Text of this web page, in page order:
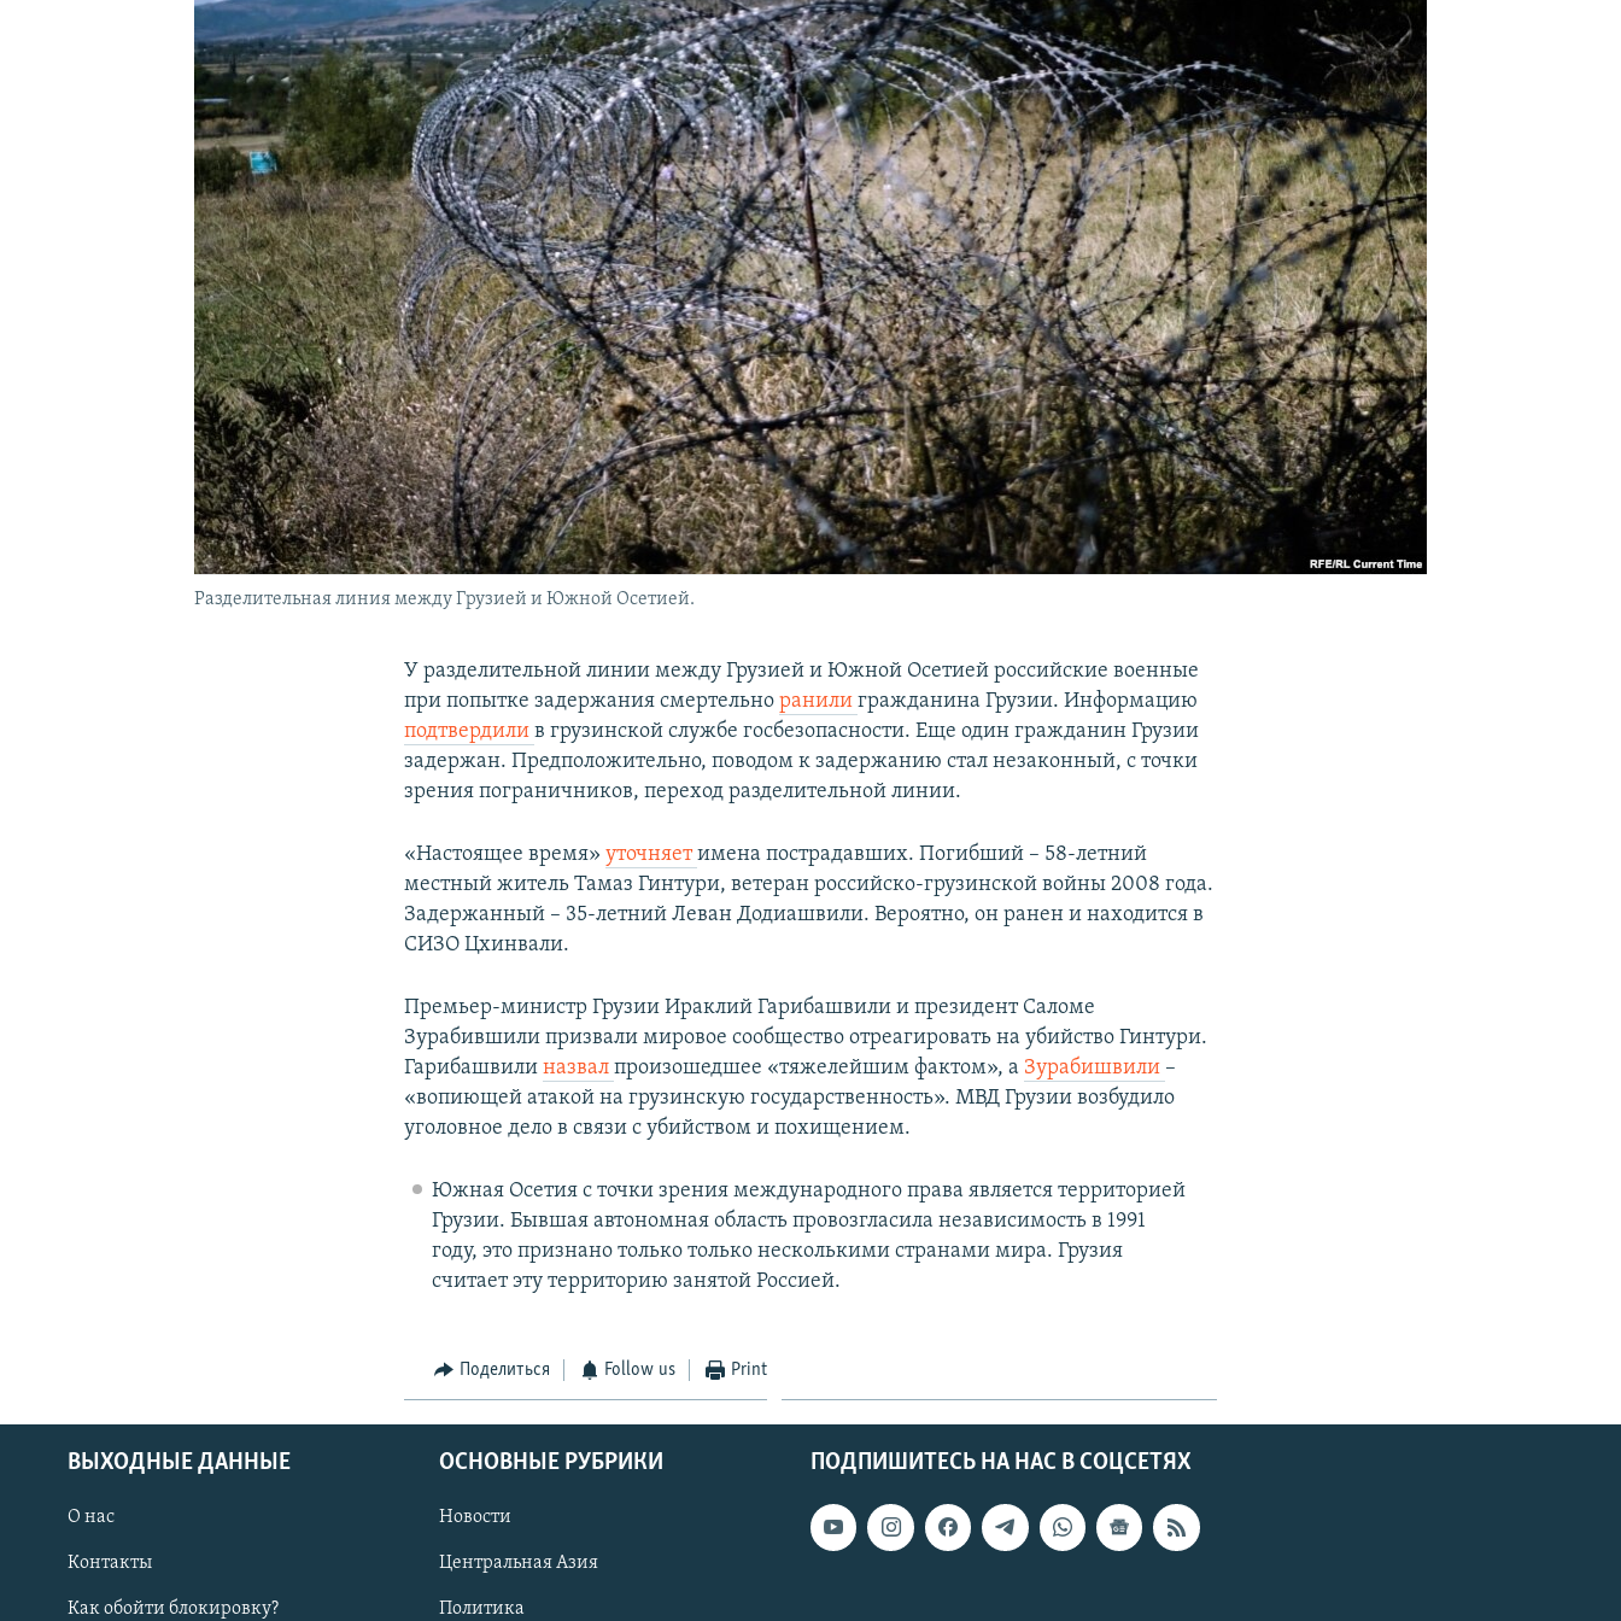
Разделительная линия между Грузией и Южной Осетией.
У разделительной линии между Грузией и Южной Осетией российские военные
при попытке задержания смертельноранилигражданина Грузии. Информацию
подтвердилив грузинской службе госбезопасности. Еще один гражданин Грузии
задержан. Предположительно, поводом к задержанию стал незаконный, с точки
зрения пограничников, переход разделительной линии.
«Настоящее время»уточняетимена пострадавших. Погибший – 58-летний
местный житель Тамаз Гинтури, ветеран российско-грузинской войны 2008 года.
Задержанный – 35-летний Леван Додиашвили. Вероятно, он ранен и находится в
СИЗО Цхинвали.
Премьер-министр Грузии Ираклий Гарибашвили и президент Саломе
Зурабившили призвали мировое сообщество отреагировать на убийство Гинтури.
Гарибашвилиназвалпроизошедшее «тяжелейшим фактом», а Зурабишвили –
«вопиющей атакой на грузинскую государственность». МВД Грузии возбудило
уголовное дело в связи с убийством и похищением.
Южная Осетия с точки зрения международного права является территорией
Грузии. Бывшая автономная область провозгласила независимость в 1991
году, это признано только только несколькими странами мира. Грузия
считает эту территорию занятой Россией.
Поделиться Follow us Print
ПОДПИШИТЕСЬ НА НАС В СОЦСЕТЯХ
ВЫХОДНЫЕ ДАННЫЕ
О нас
Контакты
Как обойти блокировку?
ОСНОВНЫЕ РУБРИКИ
Новости
Центральная Азия
Политика